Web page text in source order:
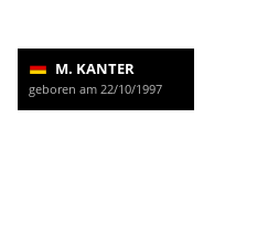
M. KANTER
geboren am 22/10/1997